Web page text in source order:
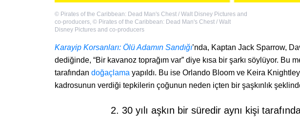
© Pirates of the Caribbean: Dead Man's Chest / Walt Disney Pictures and
co-producers, © Pirates of the Caribbean: Dead Man's Chest / Walt
Disney Pictures and co-producers
Karayip Korsanları: Ölü Adamın Sandığı’nda, Kaptan Jack Sparrow,
dediğinde, “Bir kavanoz toprağım var” diye kısa bir şarkı söylüyor. Bu
tarafından doğaçlama yapıldı. Bu ise Orlando Bloom ve Keira
kadrosunun verdiği tepkilerin çoğunun neden içten bir şaşkınlık
2. 30 yılı aşkın bir süredir aynı kişi